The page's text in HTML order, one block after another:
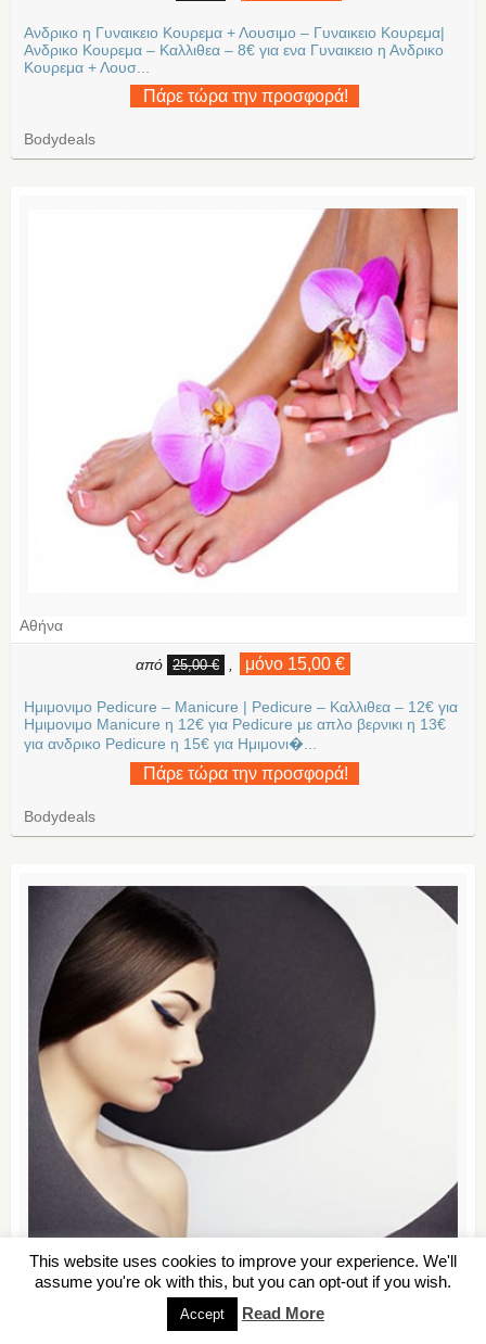
Ανδρικο η Γυναικειο Κουρεμα + Λουσιμο – Γυναικειο Κουρεμα|
Ανδρικο Κουρεμα – Καλλιθεα – 8€ για ενα Γυναικειο η Ανδρικο
Κουρεμα + Λουσ...
Πάρε τώρα την προσφορά!
Bodydeals
Αθήνα
από 25,00 € μόνο 15,00 €
Ημιμονιμο Pedicure – Manicure | Pedicure – Καλλιθεα – 12€ για
Ημιμονιμο Manicure η 12€ για Pedicure με απλο βερνικι η 13€
για ανδρικο Pedicure η 15€ για Ημιμονι�...
Πάρε τώρα την προσφορά!
Bodydeals
This website uses cookies to improve your experience. We'll
assume you're ok with this, but you can opt-out if you wish.
Accept Read More